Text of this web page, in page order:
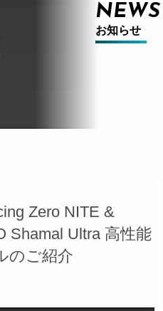
NEWS
お知らせ
Zero NITE &
Shamal Ultra 高性能
のご紹介